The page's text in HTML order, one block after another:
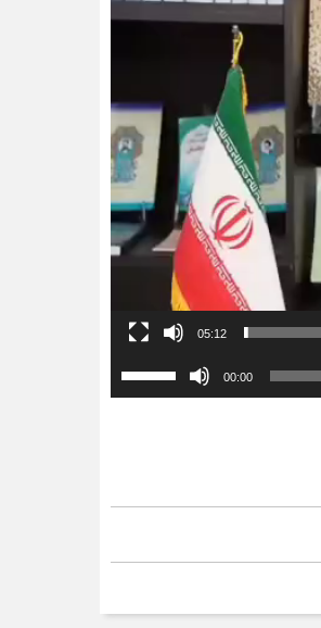
05:12
00:00
افزایش
یا
استفاده